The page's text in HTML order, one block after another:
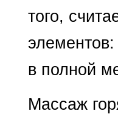
того,
в полной
Массаж